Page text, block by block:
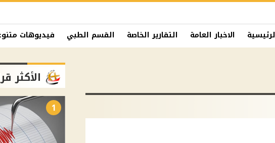
الاخبار العامة التقارير الخاصة القسم الطبي فيديوهات
الأكثر
1